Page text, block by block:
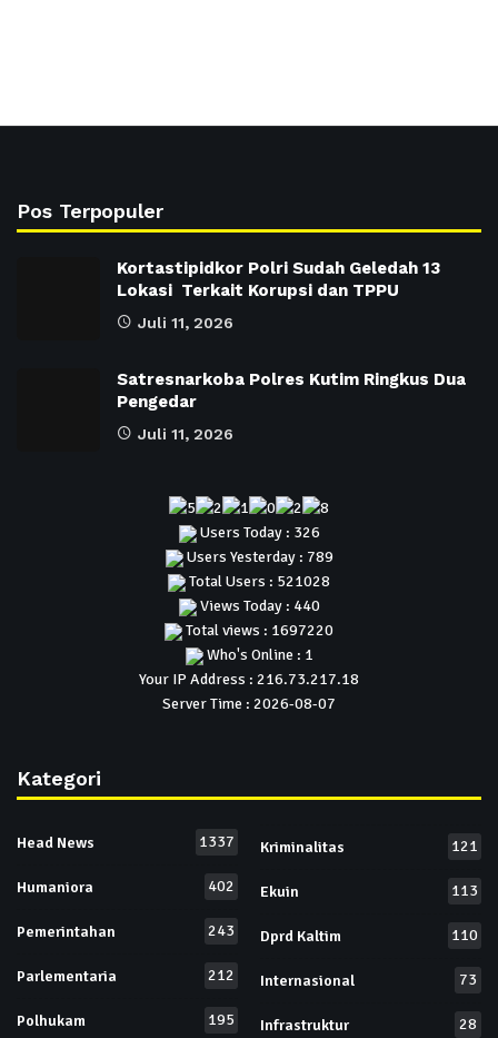
Pos Terpopuler
Kortastipidkor Polri Sudah Geledah 13
Lokasi Terkait Korupsi dan TPPU
Juli 11, 2026
Satresnarkoba Polres Kutim Ringkus Dua
Pengedar
Juli 11, 2026
Users Today : 326
Users Yesterday : 789
Total Users : 521028
Views Today : 440
Total views : 1697220
Who's Online : 1
Your IP Address : 216.73.217.18
Server Time : 2026-08-07
Kategori
Head News 1337
Humaniora 402
Pemerintahan 243
Parlementaria 212
Polhukam 195
Kriminalitas 121
Ekuin 113
Dprd Kaltim 110
Internasional 73
Infrastruktur 28